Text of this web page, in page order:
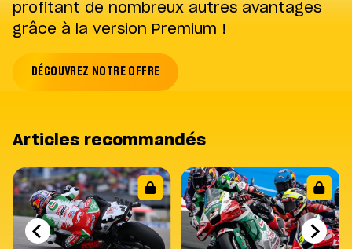
profitant de nombreux autres avantages
grâce à la version Premium !
DÉCOUVREZ NOTRE OFFRE
Articles recommandés